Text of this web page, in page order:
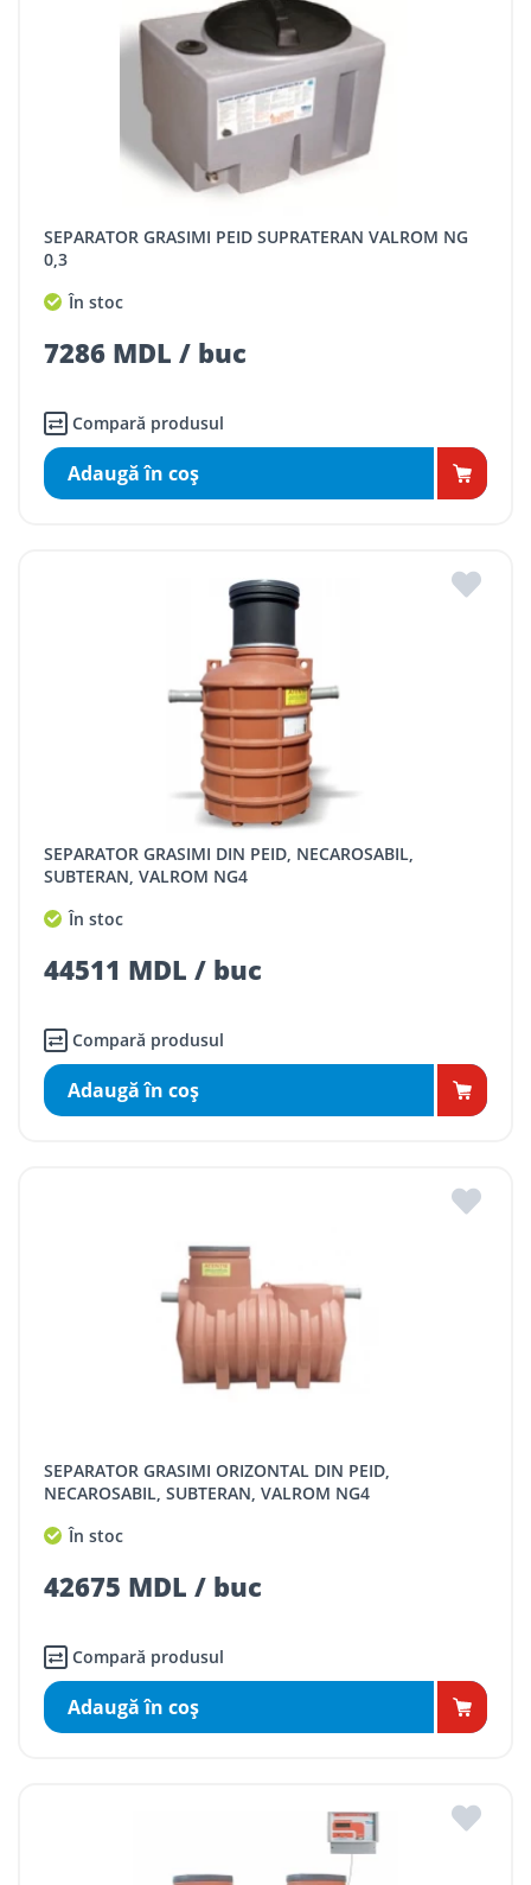
SEPARATOR GRASIMI PEID SUPRATERAN VALROM NG
0,3
În stoc
7286 MDL / buc
Compară produsul
Adaugă în coş
SEPARATOR GRASIMI DIN PEID, NECAROSABIL,
SUBTERAN, VALROM NG4
În stoc
44511 MDL / buc
Compară produsul
Adaugă în coş
SEPARATOR GRASIMI ORIZONTAL DIN PEID,
NECAROSABIL, SUBTERAN, VALROM NG4
În stoc
42675 MDL / buc
Compară produsul
Adaugă în coş